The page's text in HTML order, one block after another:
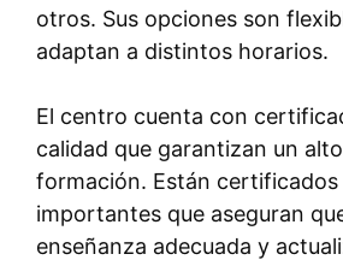
otros. Sus opciones son
adaptan a distintos horarios.
El centro cuenta con
calidad que garantizan un
formación. Están certificados
importantes que aseguran
enseñanza adecuada y